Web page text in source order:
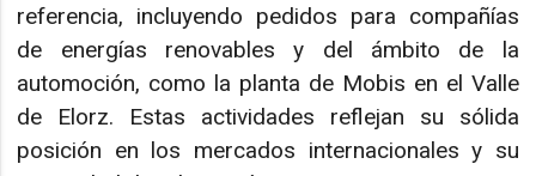
referencia, incluyendo pedidos para compañías
de energías renovables y del ámbito de la
automoción, como la planta de Mobis en el Valle
de Elorz. Estas actividades reflejan su sólida
posición en los mercados internacionales y su